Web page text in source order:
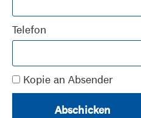
Telefon
Kopie an Absender
Abschicken